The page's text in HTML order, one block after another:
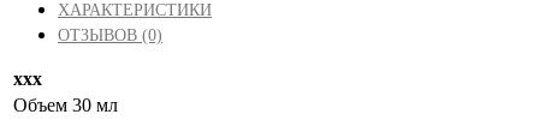
ХАРАКТЕРИСТИКИ
ОТЗЫВОВ (0)
ххх
Объем 30 мл